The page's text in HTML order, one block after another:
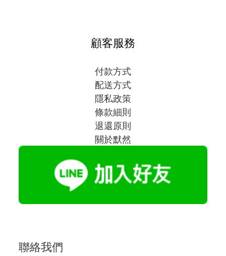
顧客服務
付款方式
配送方式
隱私政策
條款細則
退還原則
關於默然
聯絡我們